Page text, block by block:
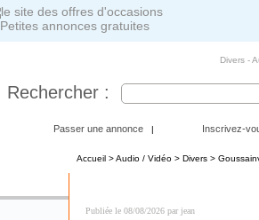
Petites annonces gratuites
Divers -
Rechercher :
Passer une annonce | Inscrivez-
Accueil>Audio / Vidéo> Divers>
Publiée le 08/08/2026 par jean